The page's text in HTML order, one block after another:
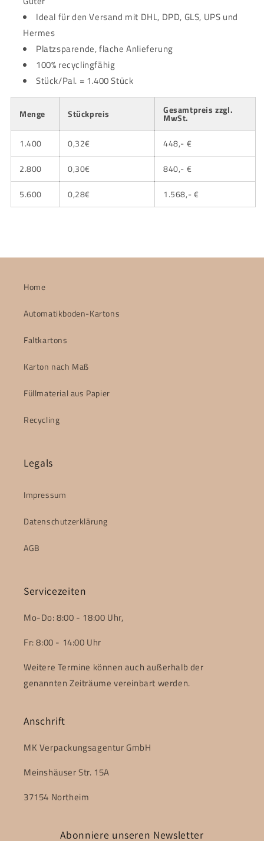
Ideal für den Versand mit DHL, DPD, GLS, UPS und
Hermes
Platzsparende, flache Anlieferung
100% recyclingfähig
Stück/Pal. = 1.400 Stück
Menge Stückpreis Gesamtpreis zzgl.
MwSt.
1.400 0,32€ 448,- €
2.800 0,30€ 840,- €
5.600 0,28€ 1.568,- €
Home
Automatikboden-Kartons
Faltkartons
Karton nach Maß
Füllmaterial aus Papier
Recycling
Legals
Impressum
Datenschutzerklärung
AGB
Servicezeiten
Mo-Do: 8:00 - 18:00 Uhr,
Fr: 8:00 - 14:00 Uhr
Weitere Termine können auch außerhalb der
genannten Zeiträume vereinbart werden.
Anschrift
MK Verpackungsagentur GmbH
Meinshäuser Str. 15A
37154 Northeim
Abonniere unseren Newsletter